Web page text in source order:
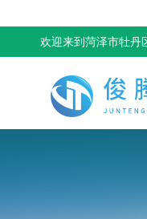
欢迎来到菏泽市牡丹